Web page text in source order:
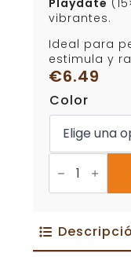
vibrantes.
Ideal para
estimula y
€6.49
Color
LickiMat
Mini
Playdate
cantidad